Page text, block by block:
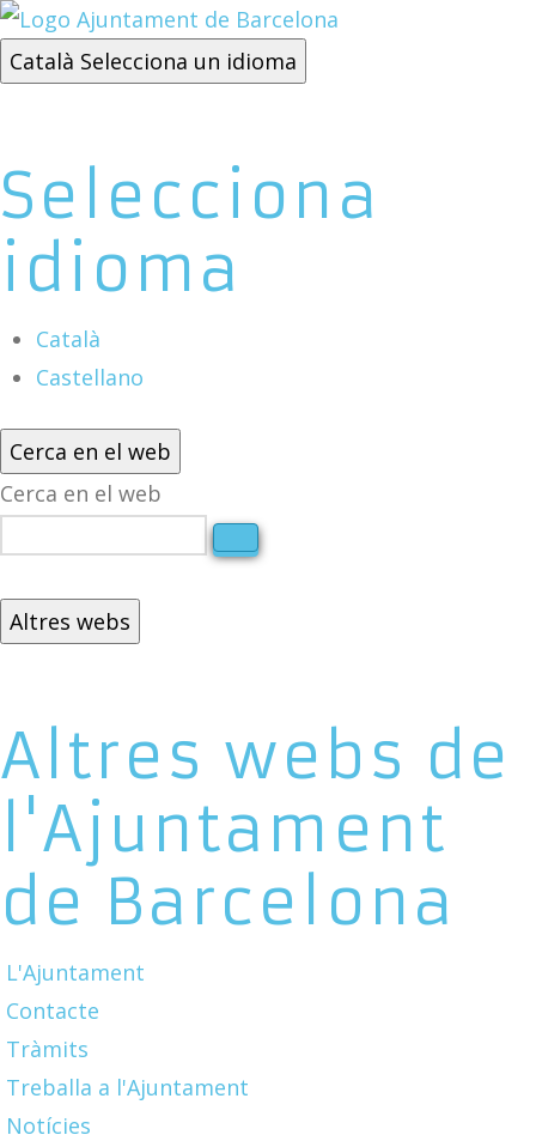
Català Selecciona un idioma
Selecciona
idioma
Català
Castellano
Cerca en el web
Cerca en el web
Altres webs
Altres webs de
l'Ajuntament
de Barcelona
L'Ajuntament
Contacte
Tràmits
Treballa a l'Ajuntament
Notícies